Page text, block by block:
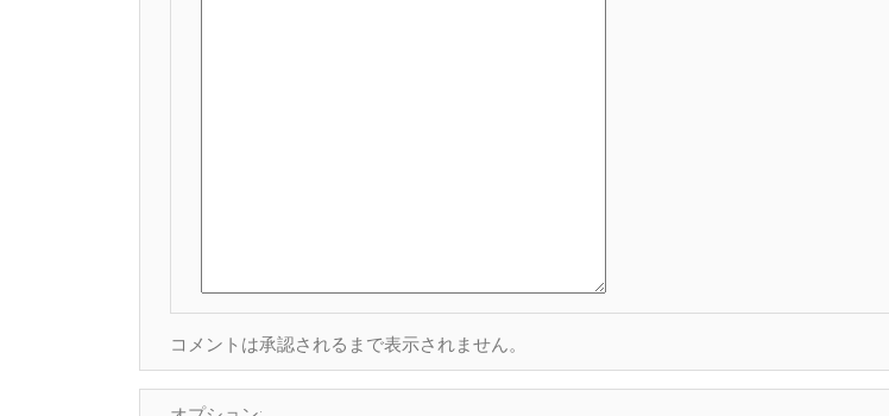
コメントは承認されるまで表示されません。